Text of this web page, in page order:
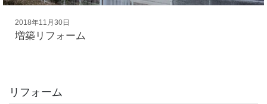
2018年11月30日
増築リフォーム
リフォーム